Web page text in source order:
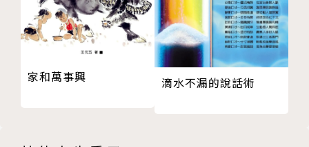
關於原諒│被父母傷害的孩子，往往在受傷還沒有獲得
療癒之前，這個社會就已經急著要他們「原諒」了。
關於懂事｜有些孩子把自己的價值永遠置於父母之下，
家庭裡重要的永遠都是父母的感受，自己則微不足
努力去證明自己有被愛的資格，恰好證明了這份愛不存
在
第三章 有些事情已經不同，我們可以把自己接住
家裡如果不是能流露脆弱的地方，哪裡才是？
家和萬事興 滴水不漏的說話術